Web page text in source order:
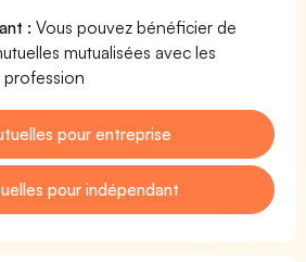
: Vous pouvez bénéficier de
mutualisées avec les
pour entreprise
pour indépendant